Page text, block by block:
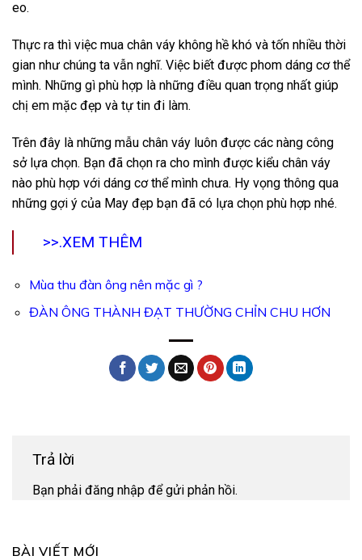
BÀI VIẾT MỚI
eo.
Thực ra thì việc mua chân váy không hề khó và tốn nhiều thời
gian như chúng ta vẫn nghĩ. Việc biết được phom dáng cơ thể
mình. Những gì phù hợp là những điều quan trọng nhất giúp
chị em mặc đẹp và tự tin đi làm.
Trên đây là những mẫu chân váy luôn được các nàng công
sở lựa chọn. Bạn đã chọn ra cho mình được kiểu chân váy
nào phù hợp với dáng cơ thể mình chưa. Hy vọng thông qua
những gợi ý của May đẹp bạn đã có lựa chọn phù hợp nhé.
>>.XEM THÊM
Mùa thu đàn ông nên mặc gì ?
ĐÀN ÔNG THÀNH ĐẠT THƯỜNG CHỈN CHU HƠN
Trả lời
Bạn phải đăng nhập để gửi phản hồi.